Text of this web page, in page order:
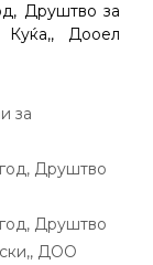
Друштво за
Куќа,, Дооел
за
Друштво
Друштво
ДОО